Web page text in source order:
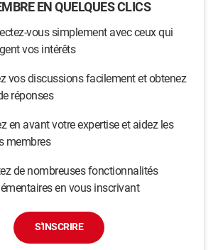
EN QUELQUES CLICS
vous simplement avec ceux qui
vos intérêts
vos discussions facilement et obtenez
réponses
en avant votre expertise et aidez les
membres
de nombreuses fonctionnalités
en vous inscrivant
S'INSCRIRE